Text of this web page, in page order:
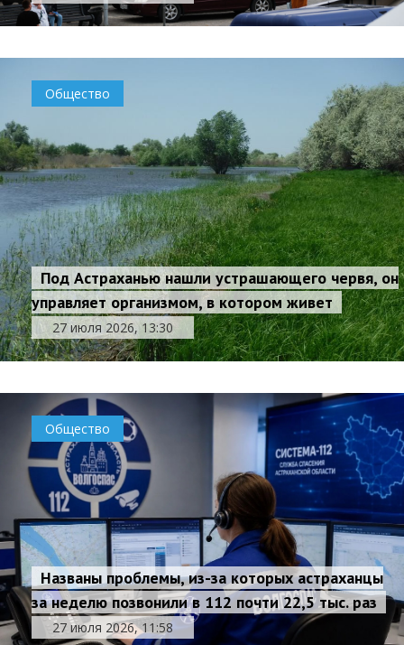
Общество
Под Астраханью нашли устрашающего червя, он
управляет организмом, в котором живет
27 июля 2026, 13:30
Общество
Названы проблемы, из-за которых астраханцы
за неделю позвонили в 112 почти 22,5 тыс. раз
27 июля 2026, 11:58